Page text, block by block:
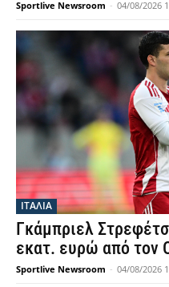
Sportlive Newsroom - 04/08/2026
ΙΤΑΛΙΑ
Γκάμπριελ
εκατ. ευρώ από τον
Sportlive Newsroom - 04/08/2026